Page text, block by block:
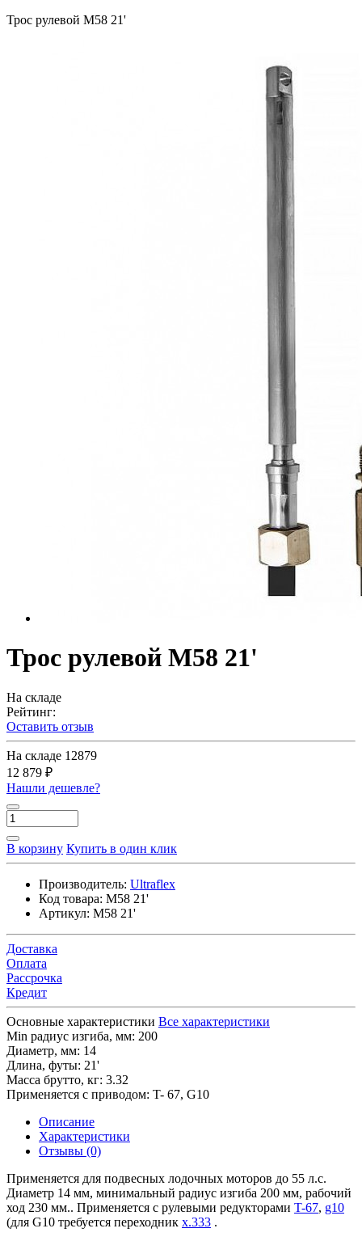
Трос рулевой M58 21'
Трос рулевой M58 21'
На складе
Рейтинг:
Оставить отзыв
На складе 12879
12 879 ₽
Нашли дешевле?
В корзину Купить в один клик
Производитель: Ultraflex
Код товара: M58 21'
Артикул: M58 21'
Доставка
Оплата
Рассрочка
Кредит
Основные характеристики Все характеристики
Min радиус изгиба, мм: 200
Диаметр, мм: 14
Длина, футы: 21'
Масса брутто, кг: 3.32
Применяется с приводом: T- 67, G10
Описание
Характеристики
Отзывы (0)
Применяется для подвесных лодочных моторов до 55 л.с.
Диаметр 14 мм, минимальный радиус изгиба 200 мм, рабочий
ход 230 мм.. Применяется с рулевыми редукторами T-67, g10
(для G10 требуется переходник x.333 .